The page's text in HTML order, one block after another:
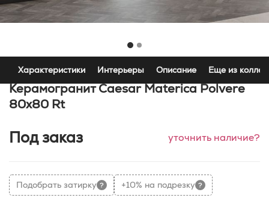
Характеристики Интерьеры Описание Еще из
Керамогранит Caesar Materica Polvere
80x80 Rt
Под заказ уточнить наличие?
Подобрать затирку +10% на подрезку